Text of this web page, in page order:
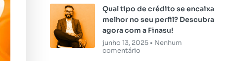
Qual tipo de crédito se encaixa
melhor no seu perfil? Descubra
agora com a Finasu!
junho 13, 2025
Nenhum
comentário